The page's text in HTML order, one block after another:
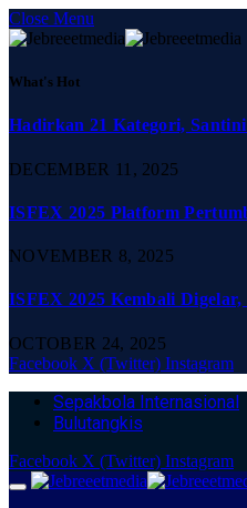
Close Menu
What's Hot
Hadirkan 21 Kategori,
DECEMBER 11, 2025
ISFEX 2025 Platform
NOVEMBER 8, 2025
ISFEX 2025 Kembali
OCTOBER 24, 2025
Facebook X (Twitter) Instagram
Sepakbola Internasional
Bulutangkis
Facebook X (Twitter) Instagram